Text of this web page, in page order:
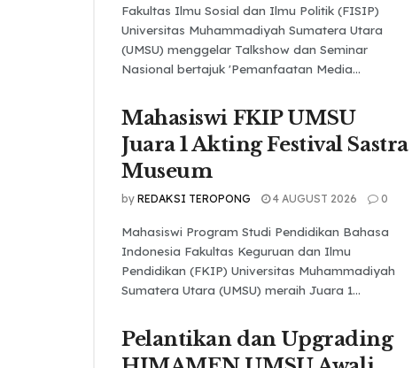
Fakultas Ilmu Sosial dan Ilmu Politik (FISIP)
Universitas Muhammadiyah Sumatera Utara
(UMSU) menggelar Talkshow dan Seminar
Nasional bertajuk 'Pemanfaatan Media...
Mahasiswi FKIP UMSU
Juara 1 Akting Festival Sastra
Museum
by REDAKSI TEROPONG 4 AUGUST 2026 0
Mahasiswi Program Studi Pendidikan Bahasa
Indonesia Fakultas Keguruan dan Ilmu
Pendidikan (FKIP) Universitas Muhammadiyah
Sumatera Utara (UMSU) meraih Juara 1...
Pelantikan dan Upgrading